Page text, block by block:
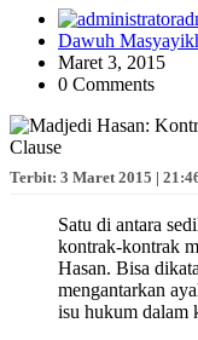
Dawuh
Maret 3, 2015
0 Comments
Terbit: 3 Maret 2015 |
Satu di antara
kontrak-kontrak
Hasan. Bisa
mengantarkan
isu hukum dalam